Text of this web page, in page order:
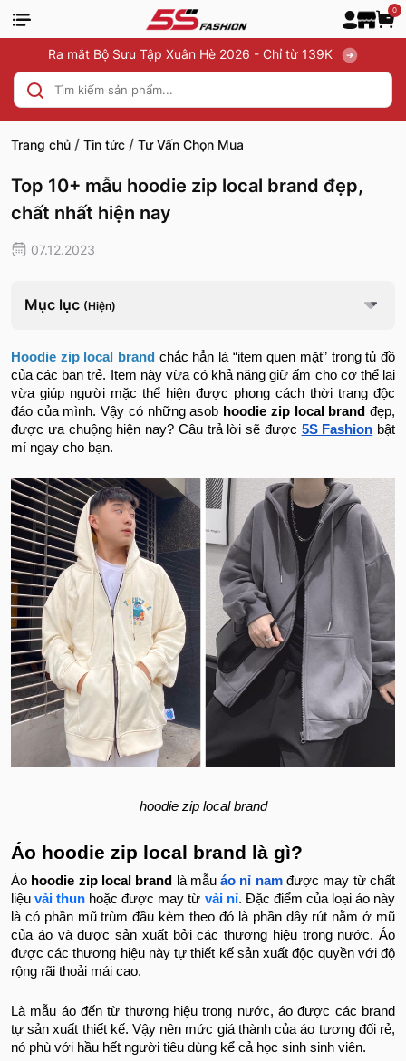
0
Ra mắt Bộ Sưu Tập Xuân Hè 2026 - Chỉ từ 139K
Trang chủ / Tin tức / Tư Vấn Chọn Mua
Top 10+ mẫu hoodie zip local brand đẹp,
chất nhất hiện nay
07.12.2023
Mục lục (Hiện)
Hoodie zip local brand chắc hẳn là “item quen mặt” trong tủ đồ
của các bạn trẻ. Item này vừa có khả năng giữ ấm cho cơ thể lại
vừa giúp người mặc thể hiện được phong cách thời trang độc
đáo của mình. Vậy có những asob hoodie zip local brand đẹp,
được ưa chuộng hiện nay? Câu trả lời sẽ được 5S Fashion bật
mí ngay cho bạn.
hoodie zip local brand
Áo hoodie zip local brand là gì?
Áo hoodie zip local brand là mẫuáo nỉ namđược may từ chất
liệuvải thun hoặc được may từ vải nỉ. Đặc điểm của loại áo này
là có phần mũ trùm đầu kèm theo đó là phần dây rút nằm ở mũ
của áo và được sản xuất bởi các thương hiệu trong nước. Áo
được các thương hiệu này tự thiết kế sản xuất độc quyền với độ
rộng rãi thoải mái cao.
Là mẫu áo đến từ thương hiệu trong nước, áo được các brand
tự sản xuất thiết kế. Vậy nên mức giá thành của áo tương đối rẻ,
nó phù với hầu hết người tiêu dùng kể cả học sinh sinh viên.